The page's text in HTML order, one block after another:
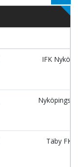
IFK
Nyköpings
Täby